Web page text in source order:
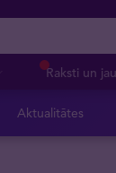
Raksti un
Aktualitātes